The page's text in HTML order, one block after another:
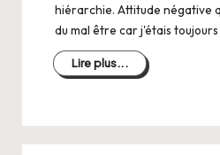
hiérarchie. Attitude négative
du mal être car j'étais
Lire plus...